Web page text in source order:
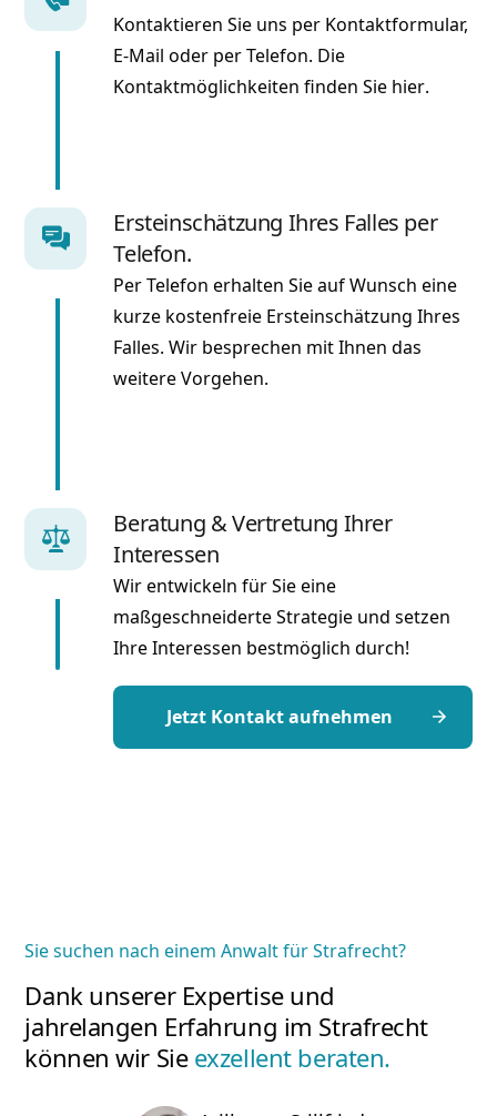
Kontaktieren Sie uns per Kontaktformular,
E-Mail oder per Telefon. Die
Kontaktmöglichkeiten finden Sie hier.
Ersteinschätzung Ihres Falles per
Telefon.
Per Telefon erhalten Sie auf Wunsch eine
kurze kostenfreie Ersteinschätzung Ihres
Falles. Wir besprechen mit Ihnen das
weitere Vorgehen.
Beratung & Vertretung Ihrer
Interessen
Wir entwickeln für Sie eine
maßgeschneiderte Strategie und setzen
Ihre Interessen bestmöglich durch!
Jetzt Kontakt aufnehmen
Sie suchen nach einem Anwalt für Strafrecht?
Dank unserer Expertise und
jahrelangen Erfahrung im Strafrecht
können wir Sie exzellent beraten.